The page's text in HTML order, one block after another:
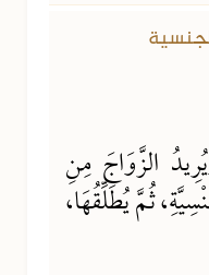
الزَّوَاجَ مِنِ
ثُمَّ يُطَلِّقُهَا،